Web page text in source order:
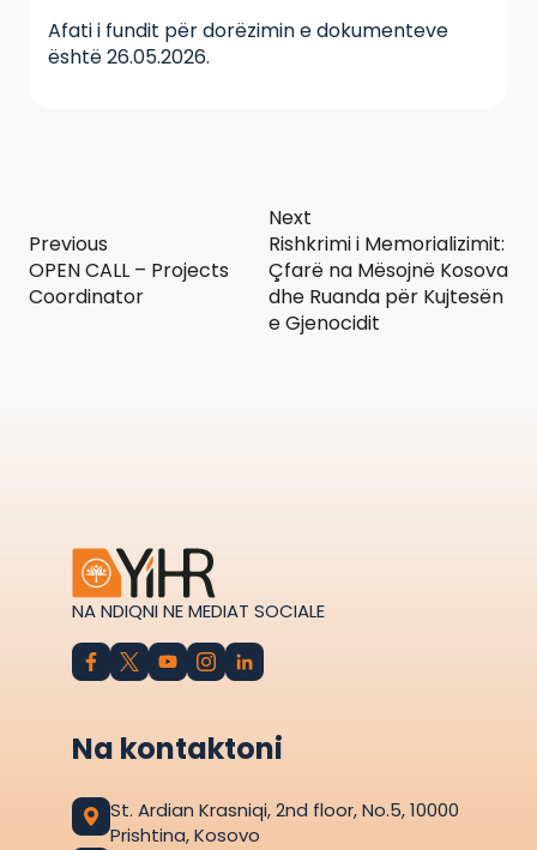
Afati i fundit për dorëzimin e dokumenteve
është 26.05.2026.
Previous
OPEN CALL – Projects
Coordinator
Next
Rishkrimi i Memorializimit:
Çfarë na Mësojnë Kosova
dhe Ruanda për Kujtesën
e Gjenocidit
NA NDIQNI NE MEDIAT SOCIALE
Na kontaktoni
St. Ardian Krasniqi, 2nd floor, No.5, 10000
Prishtina, Kosovo